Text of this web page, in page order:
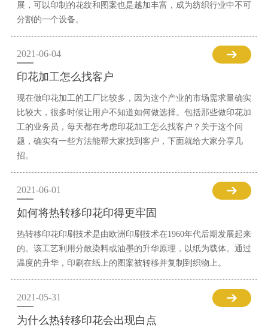
展，可以印制的花纹和图案也是越加丰富，成为纺织行业中不可
分割的一个设备。
2021-06-04
印花加工怎么找客户
现在做印花加工的工厂比较多，因为这个产业的市场需求量确实
比较大，很多时候让用户不知道如何做选择。包括那些做印花加
工的业务员，每天都在考虑印花加工怎么找客户？关于这个问
题，确实有一些方法能帮大家找到客户，下面就给大家分享几
招。
2021-06-01
如何将热转移印花印得更牢固
热转移印花印刷技术是由欧洲印刷技术在1960年代后期发展起来
的。该工艺利用分散染料或油墨的升华原理，以纸为载体。通过
温度的升华，印刷在纸上的图案被转移并复制到织物上。
2021-05-31
为什么热转移印花会出现白点